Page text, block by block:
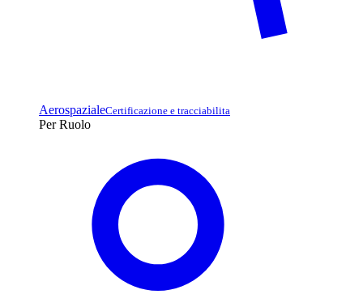
AerospazialeCertificazione e tracciabilita
Per Ruolo